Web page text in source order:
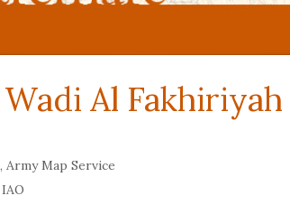
Wadi Al Fakhiriyah
Army Map Service